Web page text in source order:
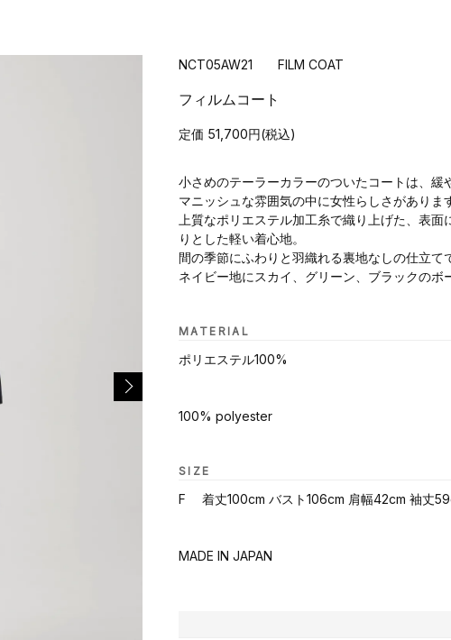
NCT05AW21 FILM COAT
フィルムコート
定価 51,700円(税込)
小さめのテーラーカラーのついたコートは、緩
マニッシュな雰囲気の中に女性らしさがありま
上質なポリエステル加工糸で織り上げた、表
りとした軽い着心地。
間の季節にふわりと羽織れる裏地なしの仕立て
ネイビー地にスカイ、グリーン、ブラックのボ
MATERIAL
ポリエステル100%
100% polyester
SIZE
F 着丈100cm バスト106cm 肩幅42cm 袖丈
MADE IN JAPAN